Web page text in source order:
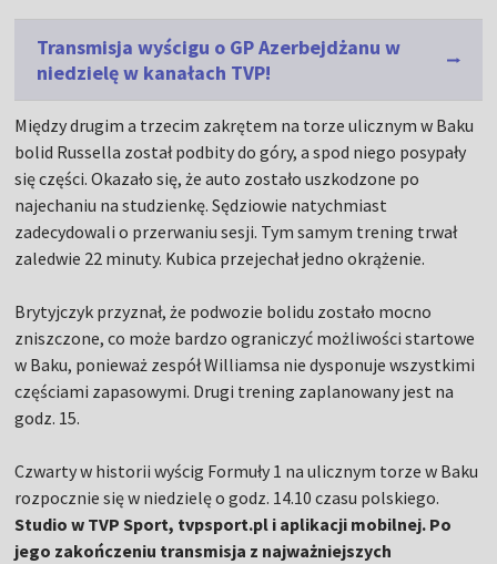
Transmisja wyścigu o GP Azerbejdżanu w
niedzielę w kanałach TVP!
Między drugim a trzecim zakrętem na torze ulicznym w Baku
bolid Russella został podbity do góry, a spod niego posypały
się części. Okazało się, że auto zostało uszkodzone po
najechaniu na studzienkę. Sędziowie natychmiast
zadecydowali o przerwaniu sesji. Tym samym trening trwał
zaledwie 22 minuty. Kubica przejechał jedno okrążenie.
Brytyjczyk przyznał, że podwozie bolidu zostało mocno
zniszczone, co może bardzo ograniczyć możliwości startowe
w Baku, ponieważ zespół Williamsa nie dysponuje wszystkimi
częściami zapasowymi. Drugi trening zaplanowany jest na
godz. 15.
Czwarty w historii wyścig Formuły 1 na ulicznym torze w Baku
rozpocznie się w niedzielę o godz. 14.10 czasu polskiego.
Studio w TVP Sport, tvpsport.pl i aplikacji mobilnej. Po
jego zakończeniu transmisja z najważniejszych